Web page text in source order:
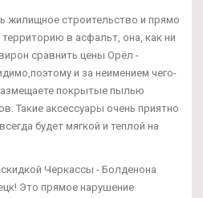
жилищное строительство и прямо
в асфальт, она, как ни
сравнить цены Орёл -
и за неимением чего-
покрытые пылью
Такие аксессуары очень приятно
будет мягкой и теплой на
Черкассы - Болденона
Это прямое нарушение